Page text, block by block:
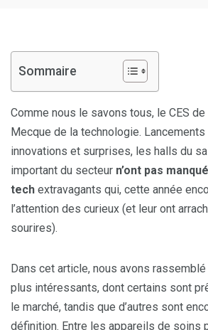
Sommaire
Comme nous le savons tous, le CES
Mecque de la technologie.
innovations et surprises, les halls du
important du secteur n’ont pas
tech extravagants qui, cette année
l’attention des curieux (et leur ont
sourires).
Dans cet article, nous avons
plus intéressants, dont certains sont
le marché, tandis que d’autres sont
définition. Entre les appareils de soins